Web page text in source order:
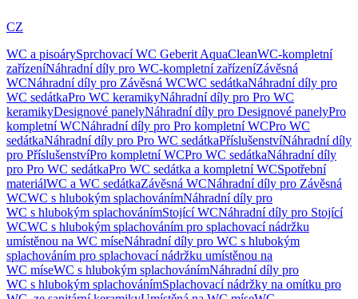
CZ
WC a pisoárySprchovací WC Geberit AquaCleanWC-kompletní
zařízeníNáhradní díly pro WC-kompletní zařízeníZávěsná
WCNáhradní díly pro Závěsná WCWC sedátkaNáhradní díly pro
WC sedátkaPro WC keramikyNáhradní díly pro Pro WC
keramikyDesignové panelyNáhradní díly pro Designové panelyPro
kompletní WCNáhradní díly pro Pro kompletní WCPro WC
sedátkaNáhradní díly pro Pro WC sedátkaPříslušenstvíNáhradní díly
pro PříslušenstvíPro kompletní WCPro WC sedátkaNáhradní díly
pro Pro WC sedátkaPro WC sedátka a kompletní WCSpotřební
materiálWC a WC sedátkaZávěsná WCNáhradní díly pro Závěsná
WCWC s hlubokým splachovánímNáhradní díly pro
WC s hlubokým splachovánímStojící WCNáhradní díly pro Stojící
WCWC s hlubokým splachováním pro splachovací nádržku
umístěnou na WC míseNáhradní díly pro WC s hlubokým
splachováním pro splachovací nádržku umístěnou na
WC míseWC s hlubokým splachovánímNáhradní díly pro
WC s hlubokým splachovánímSplachovací nádržky na omítku pro